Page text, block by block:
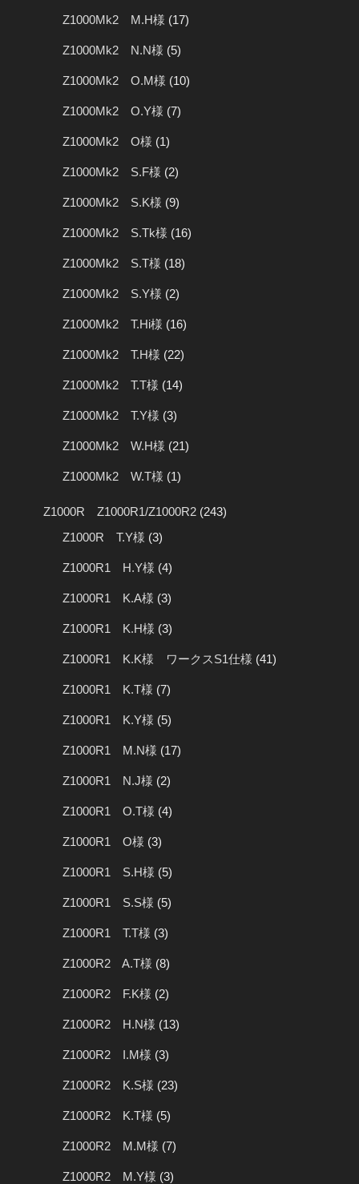
Z1000Mk2 M.H様 (17)
Z1000Mk2 N.N様 (5)
Z1000Mk2 O.M様 (10)
Z1000Mk2 O.Y様 (7)
Z1000Mk2 O様 (1)
Z1000Mk2 S.F様 (2)
Z1000Mk2 S.K様 (9)
Z1000Mk2 S.Tk様 (16)
Z1000Mk2 S.T様 (18)
Z1000Mk2 S.Y様 (2)
Z1000Mk2 T.Hi様 (16)
Z1000Mk2 T.H様 (22)
Z1000Mk2 T.T様 (14)
Z1000Mk2 T.Y様 (3)
Z1000Mk2 W.H様 (21)
Z1000Mk2 W.T様 (1)
Z1000R Z1000R1/Z1000R2 (243)
Z1000R T.Y様 (3)
Z1000R1 H.Y様 (4)
Z1000R1 K.A様 (3)
Z1000R1 K.H様 (3)
Z1000R1 K.K様 ワークスS1仕様 (41)
Z1000R1 K.T様 (7)
Z1000R1 K.Y様 (5)
Z1000R1 M.N様 (17)
Z1000R1 N.J様 (2)
Z1000R1 O.T様 (4)
Z1000R1 O様 (3)
Z1000R1 S.H様 (5)
Z1000R1 S.S様 (5)
Z1000R1 T.T様 (3)
Z1000R2 A.T様 (8)
Z1000R2 F.K様 (2)
Z1000R2 H.N様 (13)
Z1000R2 I.M様 (3)
Z1000R2 K.S様 (23)
Z1000R2 K.T様 (5)
Z1000R2 M.M様 (7)
Z1000R2 M.Y様 (3)